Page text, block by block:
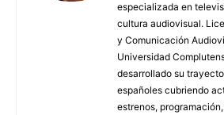
especializada en
cultura audiovisual.
y Comunicación
Universidad
desarrollado su
españoles cubriendo
estrenos,